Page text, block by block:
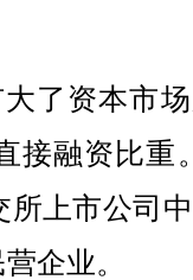
了资本市场
接融资比重
所上市公司
企业。